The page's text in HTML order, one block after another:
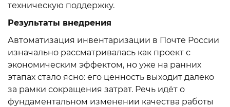
техническую поддержку.
Результаты внедрения
Автоматизация инвентаризации в Почте России
изначально рассматривалась как проект с
экономическим эффектом, но уже на ранних
этапах стало ясно: его ценность выходит далеко
за рамки сокращения затрат. Речь идёт о
фундаментальном изменении качества работы